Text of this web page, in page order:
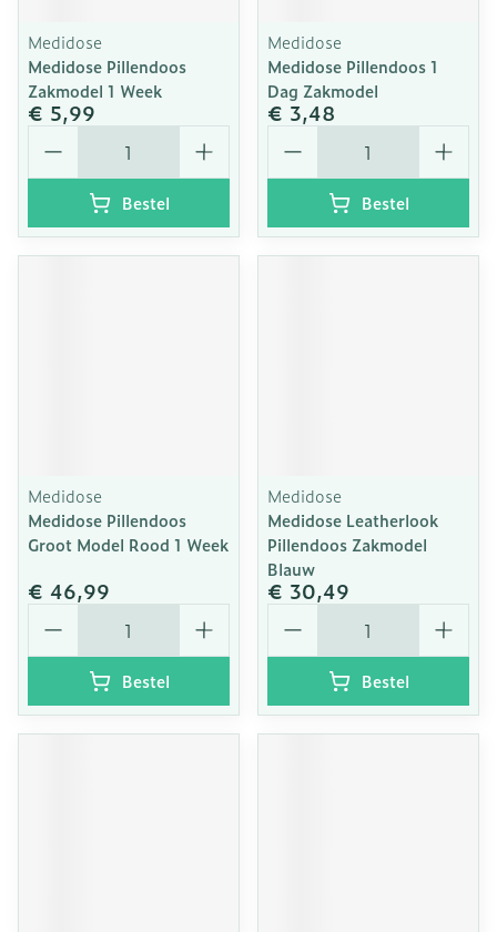
Medidose
Medidose Pillendoos
Zakmodel 1 Week
€ 5,99
Aantal
Bestel
Medidose
Medidose Pillendoos 1
Dag Zakmodel
€ 3,48
Aantal
Bestel
Medidose
Medidose Pillendoos
Groot Model Rood 1 Week
€ 46,99
Aantal
Bestel
Medidose
Medidose Leatherlook
Pillendoos Zakmodel
Blauw
€ 30,49
Aantal
Bestel